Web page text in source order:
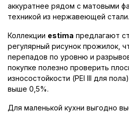
аккуратнее рядом с матовыми
техникой из нержавеющей стали.
Коллекции estima предлагают
регулярный рисунок прожилок,
перепадов по уровню и
покупке полезно проверить
износостойкости (PEI III для
выше 0,5%.
Для маленькой кухни выгодно